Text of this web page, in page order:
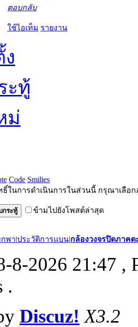
ตอบกลับ
ใช้ไอเท็ม รายงาน
Code Smilies
ในการดำเนินการในส่วนนี้ กรุณาเลือก
กระทู้ ข้ามไปยังโพสต์ล่าสุด
พา|ประวัติการแบน|กล้องวงจรปิดภาค
8-2026 21:47 ,
.
Discuz! X3.2